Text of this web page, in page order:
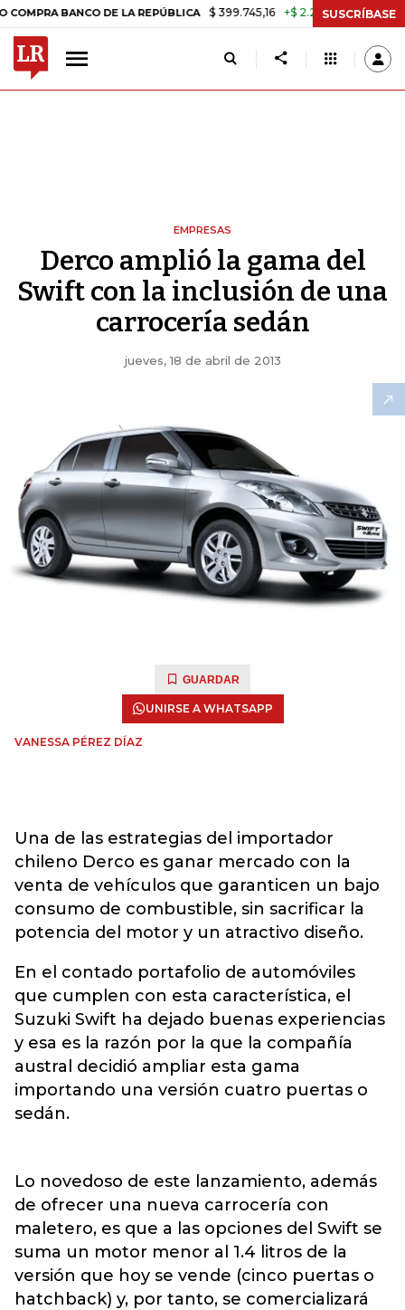
BANCO DE LA REPÚBLICA $ 399.745,16 +$ 2.295,71 +0,58% TASA
SUSCRÍBASE
EMPRESAS
Derco amplió la gama del
Swift con la inclusión de una
carrocería sedán
jueves, 18 de abril de 2013
GUARDAR
UNIRSE A WHATSAPP
VANESSA PÉREZ DÍAZ
Una de las estrategias del importador
chileno Derco es ganar mercado con la
venta de vehículos que garanticen un bajo
consumo de combustible, sin sacrificar la
potencia del motor y un atractivo diseño.
En el contado portafolio de automóviles
que cumplen con esta característica, el
Suzuki Swift ha dejado buenas experiencias
y esa es la razón por la que la compañía
austral decidió ampliar esta gama
importando una versión cuatro puertas o
sedán.
Lo novedoso de este lanzamiento, además
de ofrecer una nueva carrocería con
maletero, es que a las opciones del Swift se
suma un motor menor al 1.4 litros de la
versión que hoy se vende (cinco puertas o
hatchback) y, por tanto, se comercializará